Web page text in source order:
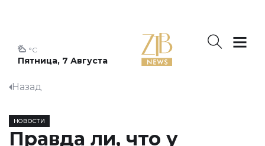
Пятница, 7 Августа
°C
Назад
НОВОСТИ
Правда ли, что у